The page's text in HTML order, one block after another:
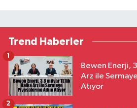
Trend Haberler
Bewen Enerji,
Arz ile
Atıyor
1
2